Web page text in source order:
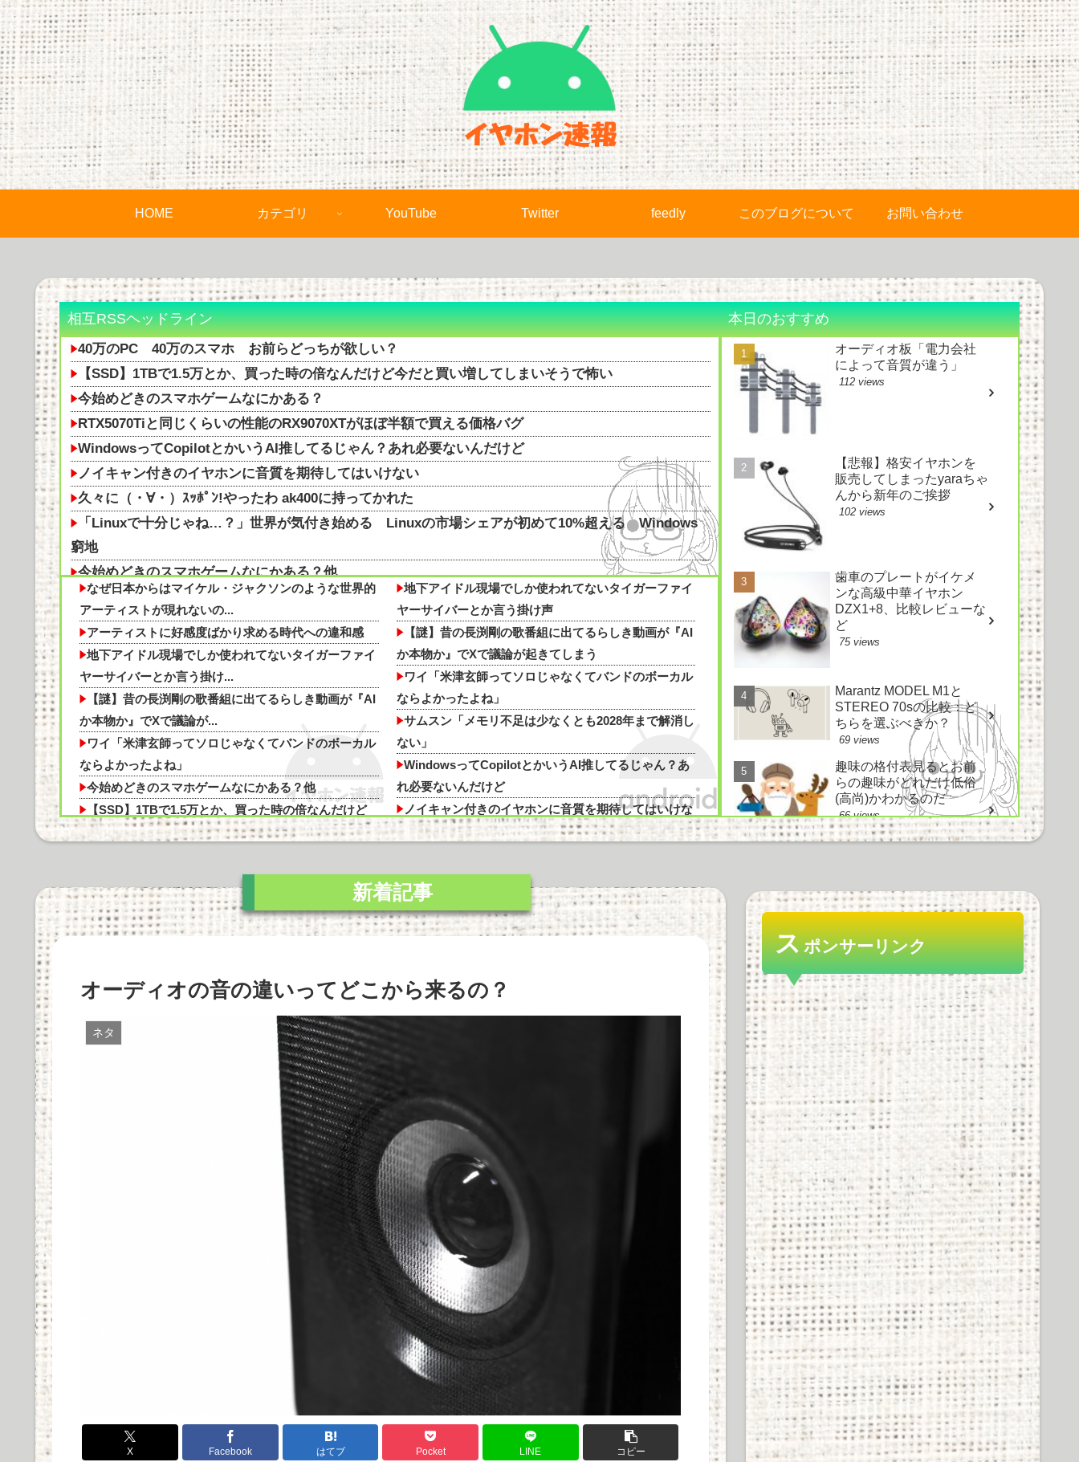
HOME カテゴリ YouTube Twitter feedly このブログについて お問い合わせ
相互RSSヘッドライン
40万のPC 40万のスマホ お前らどっちが欲しい？
【SSD】1TBで1.5万とか、買った時の倍なんだけど今だと買い増してしまいそうで怖い
今始めどきのスマホゲームなにかある？
RTX5070Tiと同じくらいの性能のRX9070XTがほぼ半額で買える価格バグ
WindowsってCopilotとかいうAI推してるじゃん？あれ必要ないんだけど
ノイキャン付きのイヤホンに音質を期待してはいけない
久々に（・∀・）ｽｯﾎﾟﾝ!やったわ ak400に持ってかれた
「Linuxで十分じゃね…？」世界が気付き始める Linuxの市場シェアが初めて10%超える Windows
窮地
今始めどきのスマホゲームなにかある？他
【SSD】1TBで1.5万とか、買った時の倍なんだけど今だと買い増してしまいそうで怖い他
「Linuxで十分じゃね…？」世界が気付き始める Linuxの市場シェアが初めて10%超える Windows
窮地他
日本一うまいラーショいってきたぞ
【知らんの？】車内の悩みが即消える‼
【医師解説】飲酒後の「締めのラーメン欲」の原因は？ 脳の錯覚と真実
Powered by livedoor 相互RSS
なぜ日本からはマイケル・ジャクソンのような世界的
アーティストが現れないの...
アーティストに好感度ばかり求める時代への違和感
地下アイドル現場でしか使われてないタイガーファイ
ヤーサイバーとか言う掛け...
【謎】昔の長渕剛の歌番組に出てるらしき動画が『AI
か本物か』でXで議論が...
ワイ「米津玄師ってソロじゃなくてバンドのボーカル
ならよかったよね」
今始めどきのスマホゲームなにかある？他
【SSD】1TBで1.5万とか、買った時の倍なんだけど
今だと買い増してし...
BenQ、有機EL WQHDゲーミングモニター
「MOBIUZ EX271...
Apple Vision Proの音質や機能性、使用感を徹底解
Marantz MODEL M1とSTEREO 70sの比較：どちら
Cadenza 12は本当に価値があるのか？価格に見合っ
COREIR AL ALLOYの実際の使用感と評価まとめ
地下アイドル現場でしか使われてないタイガーファイ
ヤーサイバーとか言う掛け声
【謎】昔の長渕剛の歌番組に出てるらしき動画が『AI
か本物か』でXで議論が起きてしまう
ワイ「米津玄師ってソロじゃなくてバンドのボーカル
ならよかったよね」
サムスン「メモリ不足は少なくとも2028年まで解消し
ない」
WindowsってCopilotとかいうAI推してるじゃん？あ
れ必要ないんだけど
ノイキャン付きのイヤホンに音質を期待してはいけな
い
た
「Linuxで十分じゃね…？」世界が気付き始める
Linuxの市場シェアが初めて10%超える Windows窮
地
【SSD】1TBで1.5万とか、買った時の倍なんだけど
BenQ、有機EL WQHDゲーミングモニター
「MOBIUZ EX271QMZ」など3機種他
40万のPC 40万のスマホ お前らどっちが欲しい？
他
Powered by livedoor 相互RSS
本日のおすすめ
オーディオ板「電力会社
によって音質が違う」
112 views
【悲報】格安イヤホンを
販売してしまったyaraちゃ
んから新年のご挨拶
102 views
歯車のプレートがイケメ
ンな高級中華イヤホン
DZX1+8、比較レビューな
ど
75 views
Marantz MODEL M1と
STEREO 70sの比較：ど
ちらを選ぶべきか？
69 views
趣味の格付表見るとお前
らの趣味がどれだけ低俗
(高尚)かわかるのだ
66 views
ずにヘッドホン使ってド
ヤ顔してる奴ｗｗｗｗｗ
63 views
好きなノベルゲーソング
は？ にわか「鳥の詩」
知ったか「空気力学少女
と～」情弱「Hesitation
snow」
57 views
SHUREのイヤホン買って
シュア掛けしてるやつの
イキってる率は異常ｗｗ
ｗｗｗ
SHURE製イヤホンの偽物
掴まされたかも。シェル
に刻まれてる番号が左右
で違う奴はもしかし
て・・・
44 views
ワイ、ボカロを始めるも
再生数が伸びず号泣
43 views
ヘッドホンに拘るヤツの
ゼンハイザー率ｗｗｗｗ
オーディオの音の違いってどこから来るの？
ネタ
X Facebook はてブ Pocket LINE コピー
スポンサーリンク